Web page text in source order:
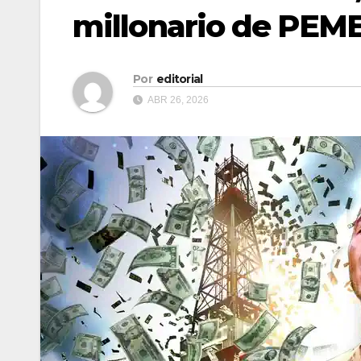
millonario de
Por editorial
ABR 26, 2026